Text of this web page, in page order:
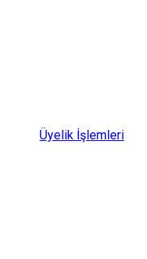
Üyelik İşlemleri